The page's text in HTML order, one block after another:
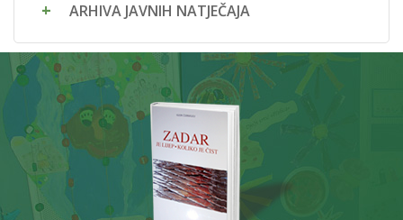
ARHIVA JAVNIH NATJEČAJA